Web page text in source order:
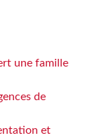
une famille
de
et